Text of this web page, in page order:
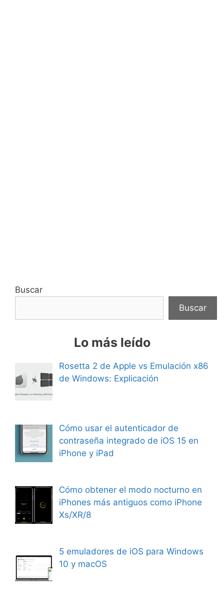
Buscar
Buscar
Lo más leído
Rosetta 2 de Apple vs Emulación x86
de Windows: Explicación
Cómo usar el autenticador de
contraseña integrado de iOS 15 en
iPhone y iPad
Cómo obtener el modo nocturno en
iPhones más antiguos como iPhone
Xs/XR/8
5 emuladores de iOS para Windows
10 y macOS